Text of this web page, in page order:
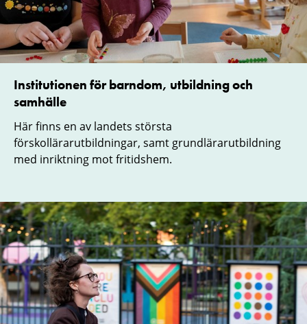
Institutionen för barndom, utbildning och
samhälle
Här finns en av landets största
förskollärarutbildningar, samt grundlärarutbildning
med inriktning mot fritidshem.